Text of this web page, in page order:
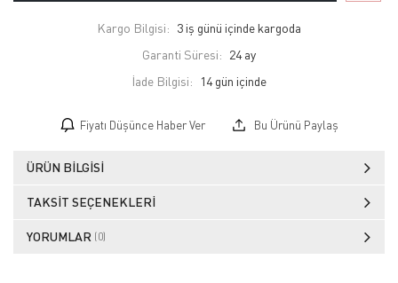
Kargo Bilgisi: 3 iş günü içinde kargoda
Garanti Süresi: 24 ay
İade Bilgisi:
Fiyatı Düşünce Haber Ver Bu Ürünü Paylaş
ÜRÜN BILGISI
TAKSIT SEÇENEKLERI
YORUMLAR (0)